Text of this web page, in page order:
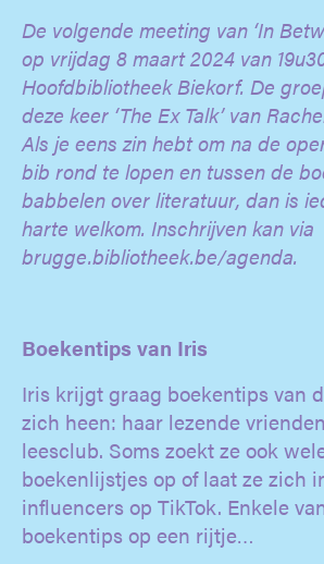
De volgende meeting van ‘In
op vrijdag 8 maart 2024 van
Hoofdbibliotheek Biekorf. De
deze keer ‘The Ex Talk’ van
Als je eens zin hebt om na de
bib rond te lopen en tussen de
babbelen over literatuur, dan is
harte welkom. Inschrijven kan via
brugge.bibliotheek.be/agenda.
Boekentips van Iris
Iris krijgt graag boekentips van
zich heen: haar lezende
leesclub. Soms zoekt ze ook
boekenlijstjes op of laat ze zich
influencers op TikTok. Enkele
boekentips op een rijtje…